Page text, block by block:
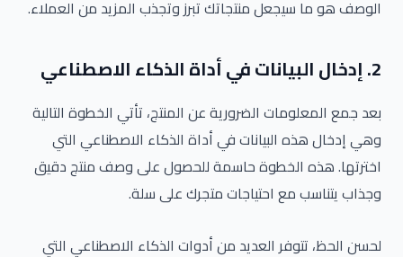
الوصف هو ما سيجعل منتجاتك تبرز وتجذب المزيد من العملاء.
2. إدخال البيانات في أداة الذكاء الاصطناعي
بعد جمع المعلومات الضرورية عن المنتج، تأتي الخطوة التالية
وهي إدخال هذه البيانات في أداة الذكاء الاصطناعي التي
اخترتها. هذه الخطوة حاسمة للحصول على وصف منتج دقيق
وجذاب يتناسب مع احتياجات متجرك على سلة.
لحسن الحظ، تتوفر العديد من أدوات الذكاء الاصطناعي التي